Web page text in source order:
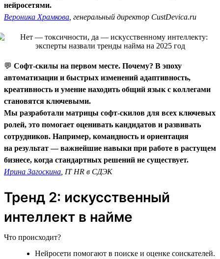
нейросетями.
Вероника Храмкова , генеральный директор CustDevica.ru
💬 Софт-скилы на первом месте. Почему? В эпоху
автоматизации и быстрых изменений адаптивность,
креативность и умение находить общий язык с коллегами
становятся ключевыми.
Мы разработали матрицы софт-скилов для всех ключевых
ролей, это помогает оценивать кандидатов и развивать
сотрудников. Например, командность и ориентация
на результат — важнейшие навыки при работе в растущем
бизнесе, когда стандартных решений не существует.
Ирина Загоскина , IT HR в СДЭК
Тренд 2: искусственный
интеллект в найме
Что происходит?
Нейросети помогают в поиске и оценке соискателей.